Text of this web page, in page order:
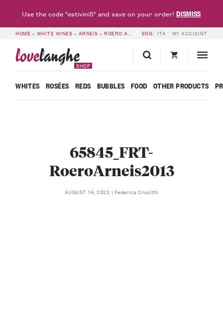
HOME » WHITE WINES » ARNEIS »ROERO ARNEIS DOCG 2025 – CÀ NEUVA ENG ITA MY ACCOUNT
lovelanghe
SHOP
WHITES ROSÉES REDS BUBBLES FOOD OTHER PRODUCTS
65845_FRT-
RoeroArneis2013
AUGUST 14, 2023 Federica Crucitti
Use the code "estivini5" and save on your order!DISMISS